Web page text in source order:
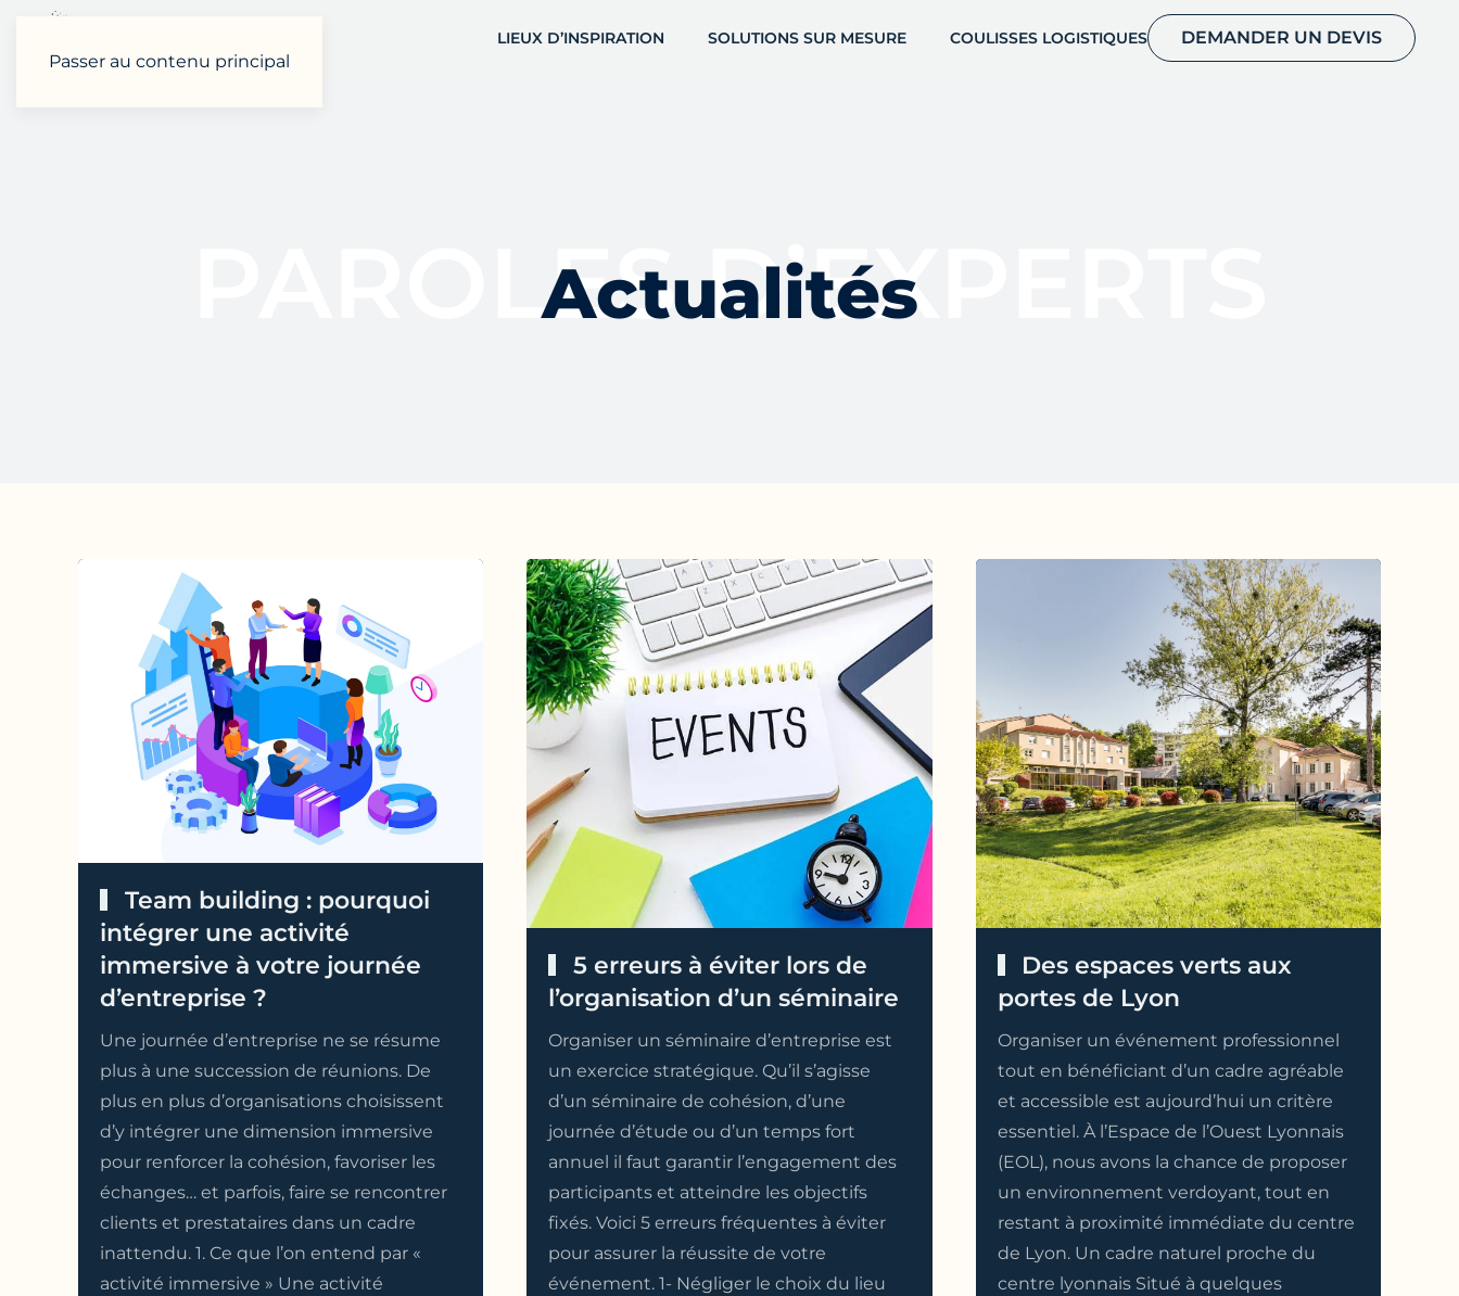
Passer au contenu principal
LIEUX D’INSPIRATION SOLUTIONS SUR MESURE COULISSES LOGISTIQUES DEMANDER UN DEVIS
PAROLES D’EXPERTS
Actualités
Team building : pourquoi
intégrer une activité
immersive à votre journée
d’entreprise ?
Une journée d’entreprise ne se résume
plus à une succession de réunions. De
plus en plus d’organisations choisissent
d’y intégrer une dimension immersive
pour renforcer la cohésion, favoriser les
échanges… et parfois, faire se rencontrer
clients et prestataires dans un cadre
inattendu. 1. Ce que l’on entend par «
activité immersive » Une activité
5 erreurs à éviter lors de
l’organisation d’un séminaire
Organiser un séminaire d’entreprise est
un exercice stratégique. Qu’il s’agisse
d’un séminaire de cohésion, d’une
journée d’étude ou d’un temps fort
annuel il faut garantir l’engagement des
participants et atteindre les objectifs
fixés. Voici 5 erreurs fréquentes à éviter
pour assurer la réussite de votre
événement. 1- Négliger le choix du lieu
Des espaces verts aux
portes de Lyon
Organiser un événement professionnel
tout en bénéficiant d’un cadre agréable
et accessible est aujourd’hui un critère
essentiel. À l’Espace de l’Ouest Lyonnais
(EOL), nous avons la chance de proposer
un environnement verdoyant, tout en
restant à proximité immédiate du centre
de Lyon. Un cadre naturel proche du
centre lyonnais Situé à quelques